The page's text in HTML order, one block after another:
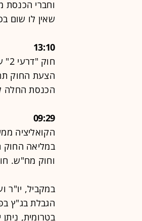
שאין לו שום
13:10
הצעת החוק
הכנסת החלה
09:29
הקואליציה
וחוק מח"ש.
במקביל, יו"ר
הגבלת בג"ץ
בטרומית,